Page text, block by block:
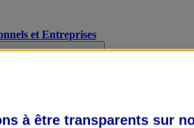
et Entreprises
à être transparents sur